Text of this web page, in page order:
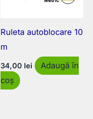
Ruleta autoblocare 10
m
34,00 lei
Adaugă în
coș